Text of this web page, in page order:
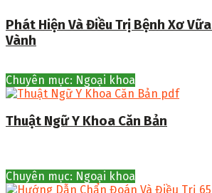
Phát Hiện Và Điều Trị Bệnh Xơ
Vành
Chuyên mục: Ngoại khoa
Thuật Ngữ Y Khoa Căn Bản
Chuyên mục: Ngoại khoa